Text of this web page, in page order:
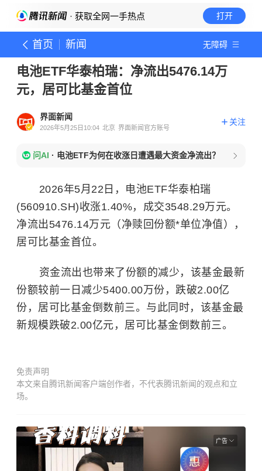
· 获取全网一手热点 打开
首页 新闻 无障碍
电池ETF华泰柏瑞：净流出5476.14万
元，居可比基金首位
界面新闻
2026年5月25日10:04 北京 界面新闻官方账号
关注
问AI · 电池ETF为何在收涨日遭遇最大资金净流出？
2026年5月22日，电池ETF华泰柏瑞
(560910.SH)收涨1.40%，成交3548.29万元。
净流出5476.14万元（净赎回份额*单位净值），
居可比基金首位。
资金流出也带来了份额的减少，该基金最新
份额较前一日减少5400.00万份，跌破2.00亿
份，居可比基金倒数前三。与此同时，该基金最
新规模跌破2.00亿元，居可比基金倒数前三。
免责声明
本文来自腾讯新闻客户端创作者，不代表腾讯新闻的观点和立
场。
广告